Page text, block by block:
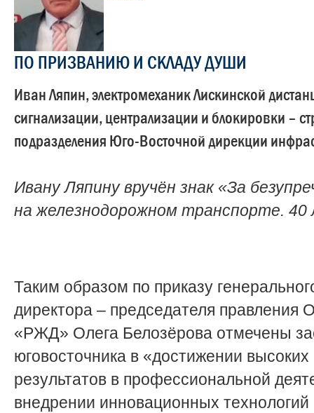
ПО ПРИЗВАНИЮ И СКЛАДУ ДУШИ
Иван Ляпин, электромеханик Лискинской
сигнализации, централизации и блокировки –
подразделения Юго-Восточной дирекции
Ивану Ляпину вручён знак «За
на железнодорожном транспорте. 40
Таким образом по приказу
директора – председателя правления
«РЖД» Олега Белозёрова отмечены
юговосточника в «достижении высоких
результатов в профессиональной
внедрении инновационных технологий